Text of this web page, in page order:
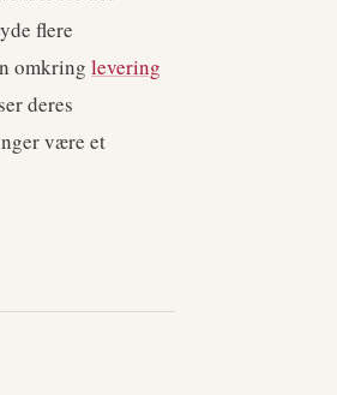
flere
omkring levering
deres
være et